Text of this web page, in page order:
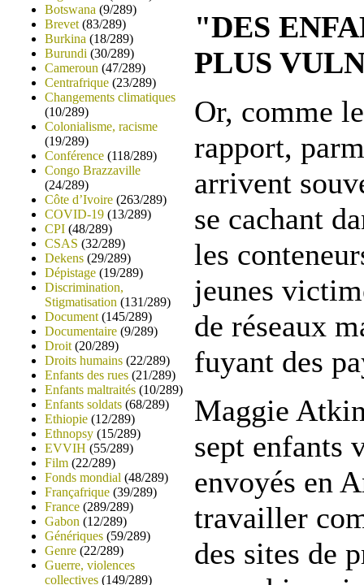
Botswana (9/289)
Brevet (83/289)
Burkina (18/289)
Burundi (30/289)
Cameroun (47/289)
Centrafrique (23/289)
Changements climatiques
(10/289)
Colonialisme, racisme
(19/289)
Conférence (118/289)
Congo Brazzaville
(24/289)
Côte d’Ivoire (263/289)
COVID-19 (13/289)
CPI (48/289)
CSAS (32/289)
Dekens (29/289)
Dépistage (19/289)
Discrimination,
Stigmatisation (131/289)
Document (145/289)
Documentaire (9/289)
Droit (20/289)
Droits humains (22/289)
Enfants des rues (21/289)
Enfants maltraités (10/289)
Enfants soldats (68/289)
Ethiopie (12/289)
Ethnopsy (15/289)
EVVIH (55/289)
Film (22/289)
Fonds mondial (48/289)
Françafrique (39/289)
France (289/289)
Gabon (12/289)
Génériques (59/289)
Genre (22/289)
Guerre, violences
collectives (149/289)
"DES
PLUS
Or, comme
rapport,
arrivent
se cachant
les
jeunes
de réseaux
fuyant des
Maggie
sept enfants
envoyés en
travailler
des sites de